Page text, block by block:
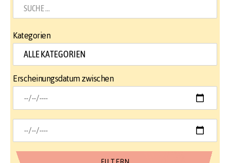
Kategorien
Erscheinungsdatum zwischen